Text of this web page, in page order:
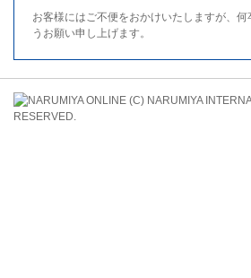
お客様にはご不便をおかけいたしますが、何
うお願い申し上げます。